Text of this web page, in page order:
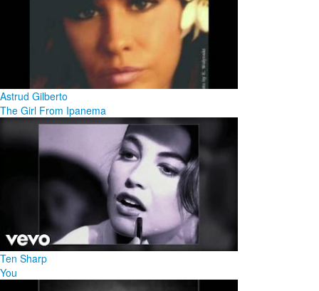
Astrud Gilberto
The Girl From Ipanema
Ten Sharp
You